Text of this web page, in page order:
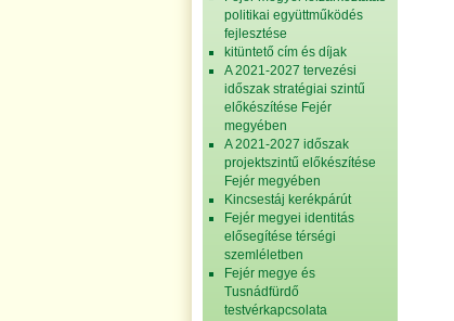
politikai együttműködés
fejlesztése
kitüntető cím és díjak
A 2021-2027 tervezési
időszak stratégiai szintű
előkészítése Fejér
megyében
A 2021-2027 időszak
projektszintű előkészítése
Fejér megyében
Kincsestáj kerékpárút
Fejér megyei identitás
elősegítése térségi
szemléletben
Fejér megye és
Tusnádfürdő
testvérkapcsolata